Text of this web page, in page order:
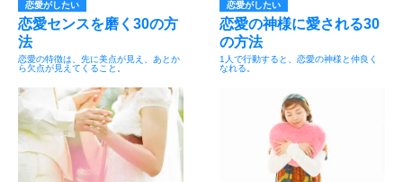
恋愛がしたい
恋愛センスを磨く30の方
法
恋愛の特徴は、先に美点が見え、あとか
ら欠点が見えてくること。
恋愛がしたい
恋愛の神様に愛される30
の方法
1人で行動すると、恋愛の神様と仲良く
なれる。